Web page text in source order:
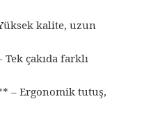
kalite, uzun
çakıda farklı
– Ergonomik tutuş,